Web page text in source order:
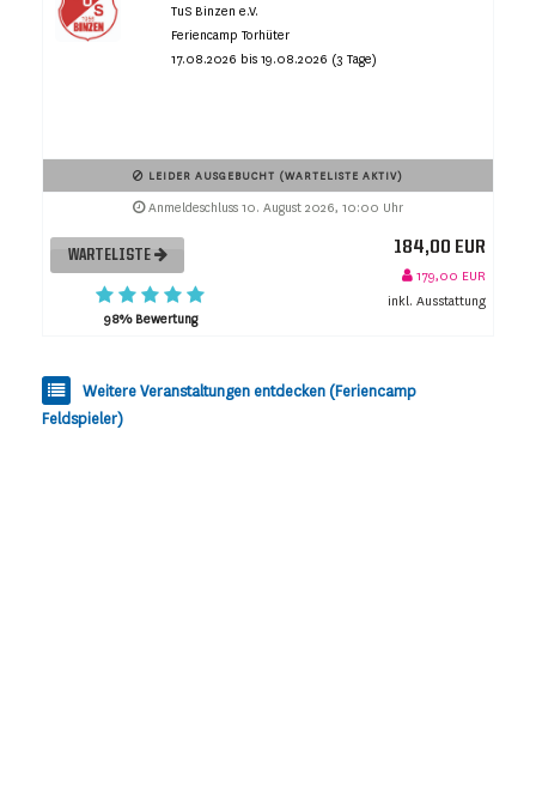
TuS Binzen e.V.
Feriencamp Torhüter
17.08.2026 bis 19.08.2026 (3 Tage)
LEIDER AUSGEBUCHT (WARTELISTE AKTIV)
Anmeldeschluss 10. August 2026, 10:00 Uhr
WARTELISTE
98% Bewertung
184,00 EUR
179,00 EUR
inkl. Ausstattung
Weitere Veranstaltungen entdecken (Feriencamp
Feldspieler)